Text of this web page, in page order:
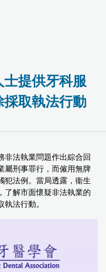
提供牙科服
取執法行動
非法執業問題作出綜合回
屬刑事罪行，而僱用無牌
犯法例。當局透露，衞生
了解市面懷疑非法執業的
法行動。